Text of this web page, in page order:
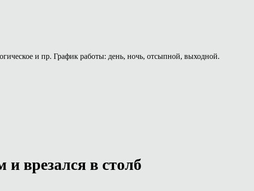
и пр. График работы: день, ночь, отсыпной, выходной.
врезался в столб